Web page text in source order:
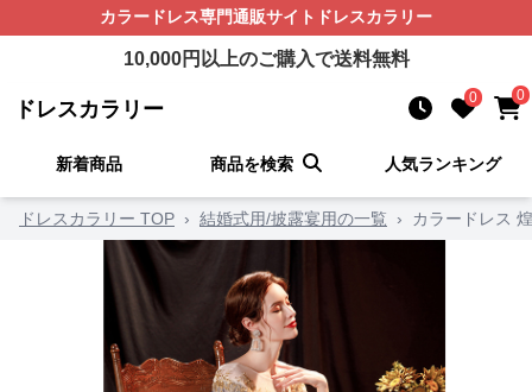
カラードレス専門通販サイト ドレスカラリー
10,000円以上のご購入で送料無料
ドレスカラリー 0 0
新着商品 商品を検索 人気ランキング
ドレスカラリー TOP › 結婚式用/披露宴用の一覧 › カラードレス